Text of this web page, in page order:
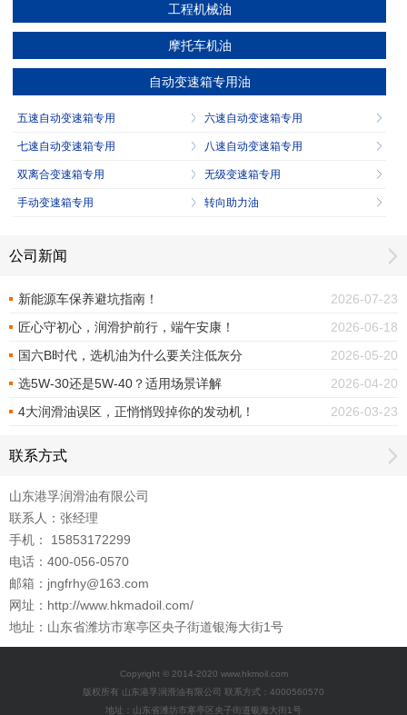
工程机械油
摩托车机油
自动变速箱专用油
五速自动变速箱专用 六速自动变速箱专用
七速自动变速箱专用 八速自动变速箱专用
双离合变速箱专用 无级变速箱专用
手动变速箱专用 转向助力油
公司新闻
新能源车保养避坑指南！
2026-07-23
匠心守初心，润滑护前行，端午安康！
2026-06-18
国六B时代，选机油为什么要关注低灰分
2026-05-20
选5W-30还是5W-40？适用场景详解
2026-04-20
4大润滑油误区，正悄悄毁掉你的发动机！
2026-03-23
联系方式
山东港孚润滑油有限公司
联系人：张经理
手机： 15853172299
电话：400-056-0570
邮箱：jngfrhy@163.com
网址：http://www.hkmadoil.com/
地址：山东省潍坊市寒亭区央子街道银海大街1号
Copyright © 2014-2020 www.hkmoil.com
版权所有 山东港孚润滑油有限公司 联系方式：4000560570
地址：山东省潍坊市寒亭区央子街道银海大街1号